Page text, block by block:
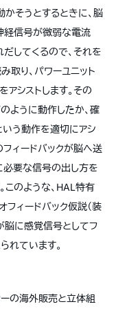
そうとするときに、脳
経信号が微弱な電流
してくるので、それを
取り、パワーユニット
シストします。その
ように動作したか、確
う動作を適切にアシ
フィードバックが脳へ送
必要な信号の出し方を
このような、HAL特有
フィードバック仮説（装
に感覚信号としてフ
れています。
ーの海外販売と立体組